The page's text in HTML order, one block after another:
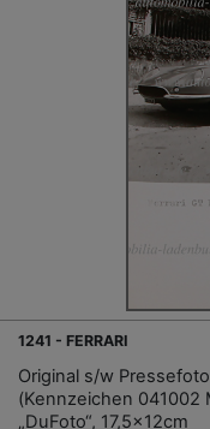
1241 - FERRARI
Original s/w
(Kennzeichen 041002
„DuFoto“, 17,5x12cm